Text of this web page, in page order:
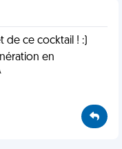
de ce cocktail ! :)
en